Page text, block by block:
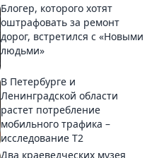
Блогер, которого хотят
оштрафовать за ремонт
дорог, встретился с «Новыми
людьми»
В Петербурге и
Ленинградской области
растет потребление
мобильного трафика –
исследование T2
Два краеведческих музея